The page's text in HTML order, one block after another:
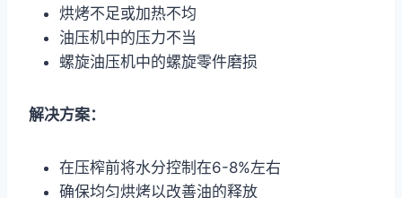
烘烤不足或加热不均
油压机中的压力不当
螺旋油压机中的螺旋零件磨损
解决方案：
在压榨前将水分控制在6-8%左右
确保均匀烘烤以改善油的释放